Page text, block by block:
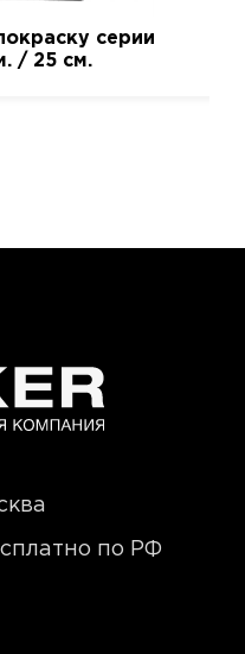
серии
/ 25 см.
по РФ